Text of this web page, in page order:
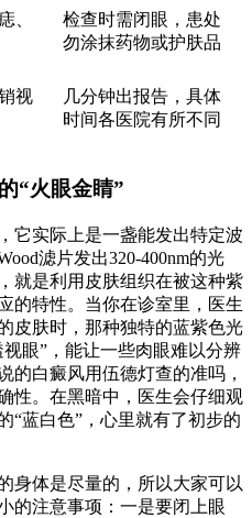
、
检查时需闭眼，患处
勿涂抹药物或护肤品
视
几分钟出报告，具体
时间各医院有所不同
“火眼金睛”
它实际上是一盏能发出特定波
滤片发出320-400nm的光
就是利用皮肤组织在被这种紫
的特性。当你在诊室里，医生
皮肤时，那种独特的蓝紫色光
眼”，能让一些肉眼难以分辨
的白癜风用伍德灯查的准吗，
性。在黑暗中，医生会仔细观
“蓝白色”，心里就有了初步的
身体是尽量的，所以大家可以
的注意事项：一是要闭上眼